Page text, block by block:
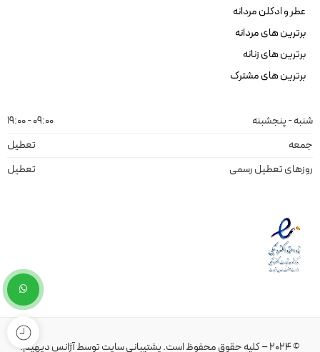
عطر و ادکلن مردانه
برترین های مردانه
برترین های زنانه
برترین های مشترک
شنبه - پنجشبنه
09:00 - 19:00
جمعه
تعطیل
روزهای تعطیل رسمی
تعطیل
© 2024 – کلیه حقوق محفوظ است. پشتیبانی سایتتوسطآژانس دیهیم.